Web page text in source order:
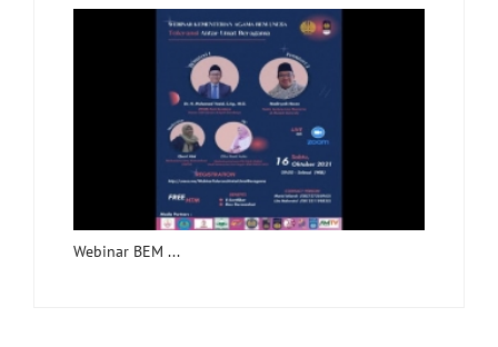
Webinar BEM ...